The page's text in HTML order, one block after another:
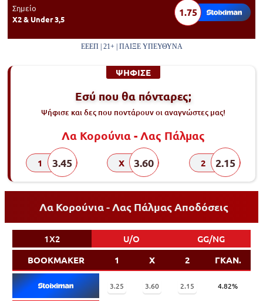
Σημείο
Χ2 & Under 3,5
1.75
ΕΕΕΠ | 21+ | ΠΑΙΞΕ ΥΠΕΥΘΥΝΑ
ΨΗΦΙΣΕ
Εσύ που θα πόνταρες;
Ψήφισε και δες που ποντάρουν οι αναγνώστες μας!
Λα Κορούνια - Λας Πάλμας
1 3.45 X 3.60 2 2.15
Λα Κορούνια - Λας Πάλμας Αποδόσεις
1X2 U/O
GG/NG
BOOKMAKER
1 X 2 ΓΚΑΝ.
3.25 3.60 2.15 4.82%